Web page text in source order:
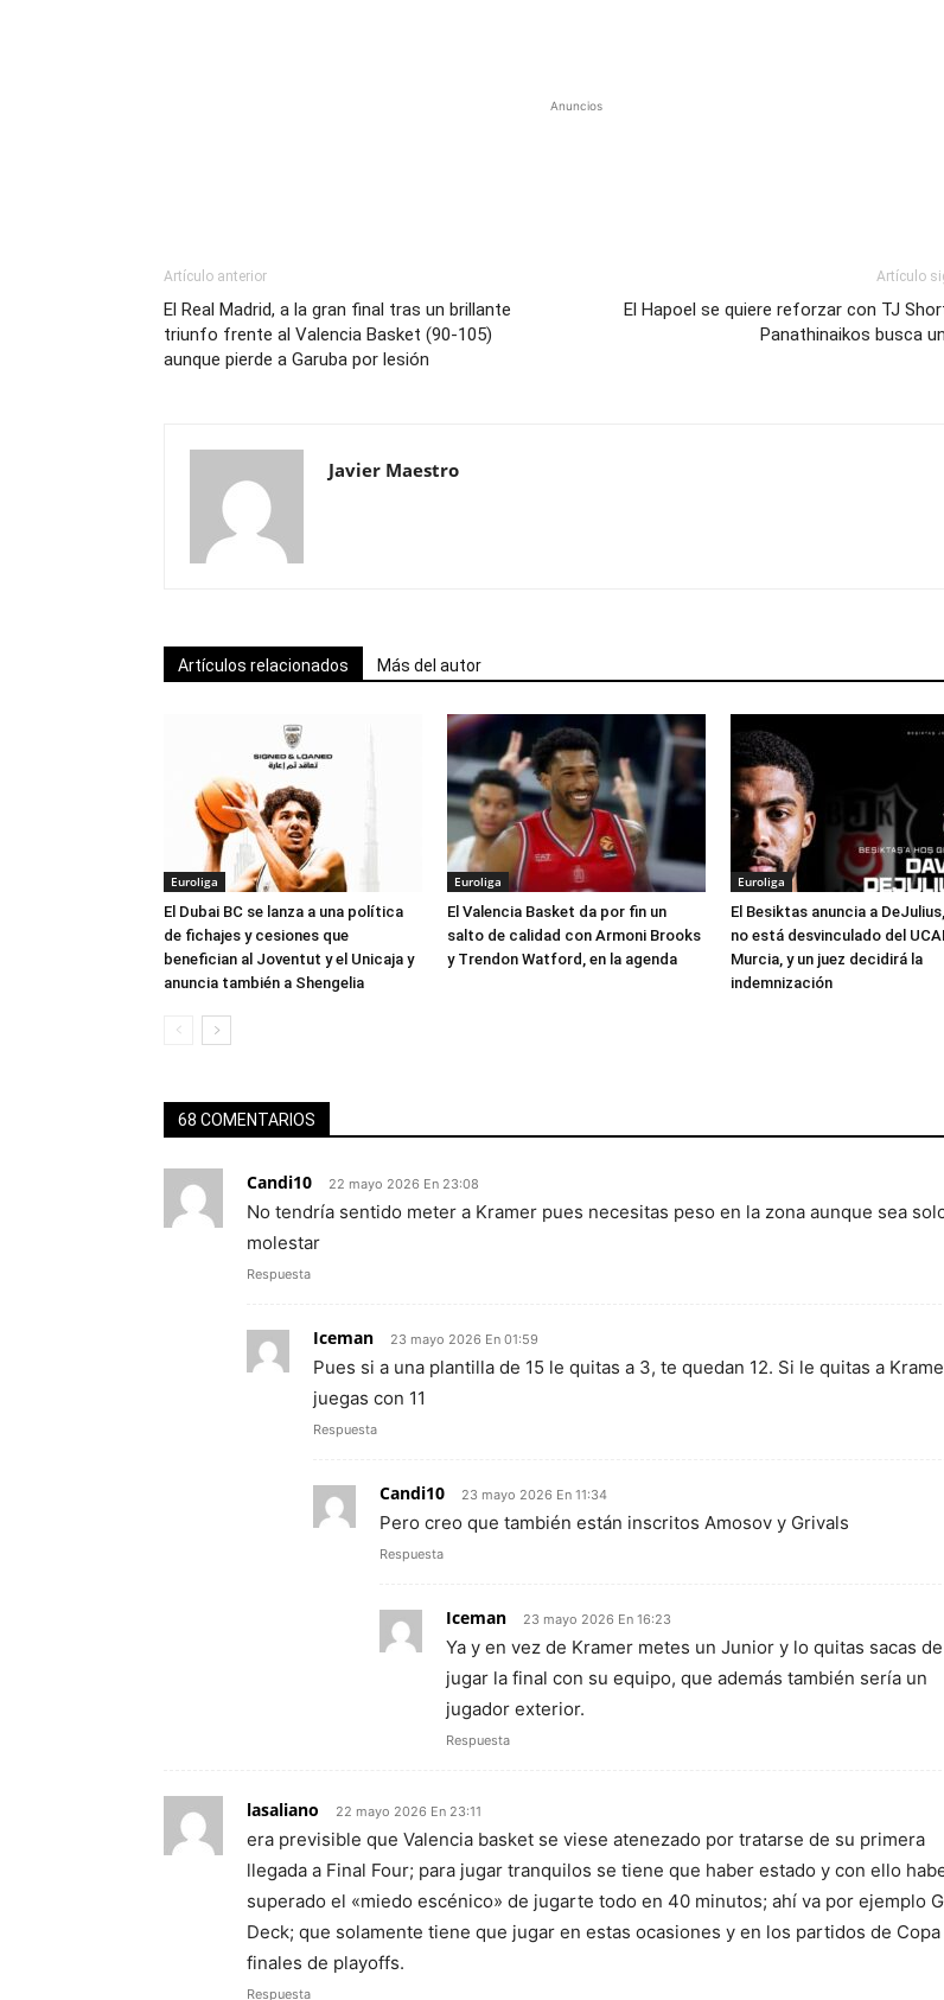
Anuncios
Artículo anterior
El Real Madrid, a la gran final tras un brillante
triunfo frente al Valencia Basket (90-105)
aunque pierde a Garuba por lesión
Artículo
El Hapoel se quiere reforzar con TJ
Panathinaikos busca
Javier Maestro
Artículos relacionados Más del autor
Euroliga
El Dubai BC se lanza a una política
de fichajes y cesiones que
benefician al Joventut y el Unicaja y
anuncia también a Shengelia
Euroliga
El Valencia Basket da por fin un
salto de calidad con Armoni Brooks
y Trendon Watford, en la agenda
Euroliga
El Besiktas anuncia a
no está desvinculado del
Murcia, y un juez decidirá la
indemnización
68 COMENTARIOS
Candi10 22 mayo 2026 En 23:08
No tendría sentido meter a Kramer pues necesitas peso en la zona aunque sea
molestar
Respuesta
Iceman 23 mayo 2026 En 01:59
Pues si a una plantilla de 15 le quitas a 3, te quedan 12. Si le quitas a
juegas con 11
Respuesta
Candi10 23 mayo 2026 En 11:34
Pero creo que también están inscritos Amosov y Grivals
Respuesta
Iceman 23 mayo 2026 En 16:23
Ya y en vez de Kramer metes un Junior y lo quitas sacas de
jugar la final con su equipo, que además también sería un
jugador exterior.
Respuesta
lasaliano 22 mayo 2026 En 23:11
era previsible que Valencia basket se viese atenezado por tratarse de su primera
llegada a Final Four; para jugar tranquilos se tiene que haber estado y con ello
superado el «miedo escénico» de jugarte todo en 40 minutos; ahí va por ejemplo
Deck; que solamente tiene que jugar en estas ocasiones y en los partidos de Copa
finales de playoffs.
Respuesta